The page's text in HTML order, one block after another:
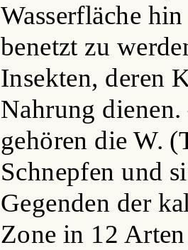
Wasserfläche
benetzt zu
Insekten, deren
Nahrung
gehören die W.
Schnepfen und
Gegenden der
Zone in 12